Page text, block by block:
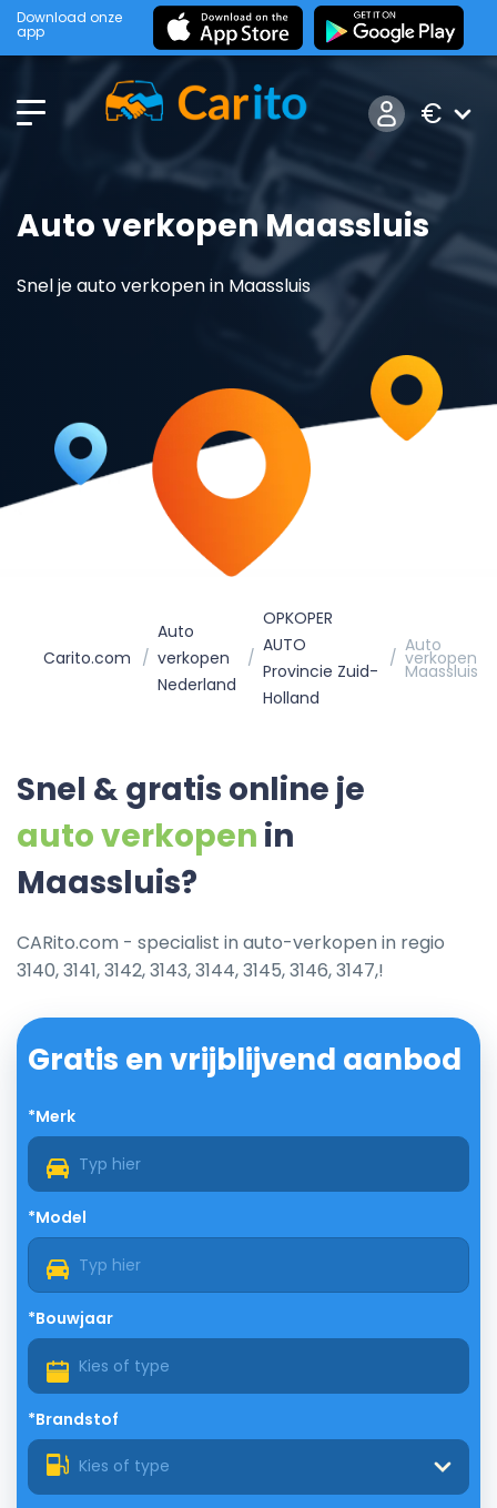
Download onze
app
€
Auto verkopen Maassluis
Snel je auto verkopen in Maassluis
Carito.com
Auto
verkopen
Nederland
OPKOPER
AUTO
Provincie Zuid-
Holland
Auto
verkopen
Maassluis
Snel & gratis online je
auto verkopen in
Maassluis?
CARito.com - specialist in auto-verkopen in regio
3140, 3141, 3142, 3143, 3144, 3145, 3146, 3147,!
Gratis en vrijblijvend aanbod
*Merk
*Model
*Bouwjaar
*Brandstof
Kies of type